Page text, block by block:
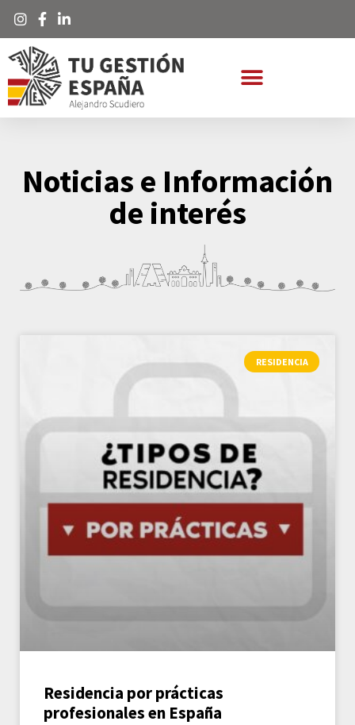
Noticias e Información
de interés
RESIDENCIA
Residencia por prácticas
profesionales en España